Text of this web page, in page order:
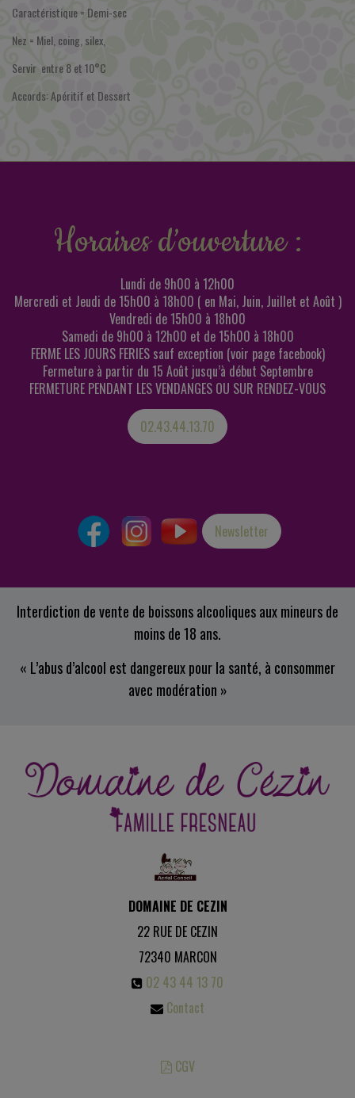
Caractéristique = Demi-sec
Nez = Miel, coing, silex,
Servir entre 8 et 10°C
Accords: Apéritif et Dessert
Horaires d’ouverture :
Lundi de 9h00 à 12h00
Mercredi et Jeudi de 15h00 à 18h00 ( en Mai, Juin, Juillet et Août )
Vendredi de 15h00 à 18h00
Samedi de 9h00 à 12h00 et de 15h00 à 18h00
FERME LES JOURS FERIES sauf exception (voir page facebook)
Fermeture à partir du 15 Août jusqu’à début Septembre
FERMETURE PENDANT LES VENDANGES OU SUR RENDEZ-VOUS
02.43.44.13.70
Newsletter
Interdiction de vente de boissons alcooliques aux mineurs de
moins de 18 ans.
« L’abus d’alcool est dangereux pour la santé, à consommer
avec modération »
DOMAINE DE CEZIN
22 RUE DE CEZIN
72340 MARCON
02 43 44 13 70
Contact
CGV